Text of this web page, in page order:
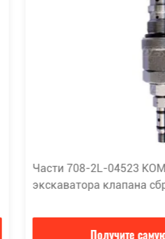
Части 708-2L-04523
экскаватора клапана
Получите